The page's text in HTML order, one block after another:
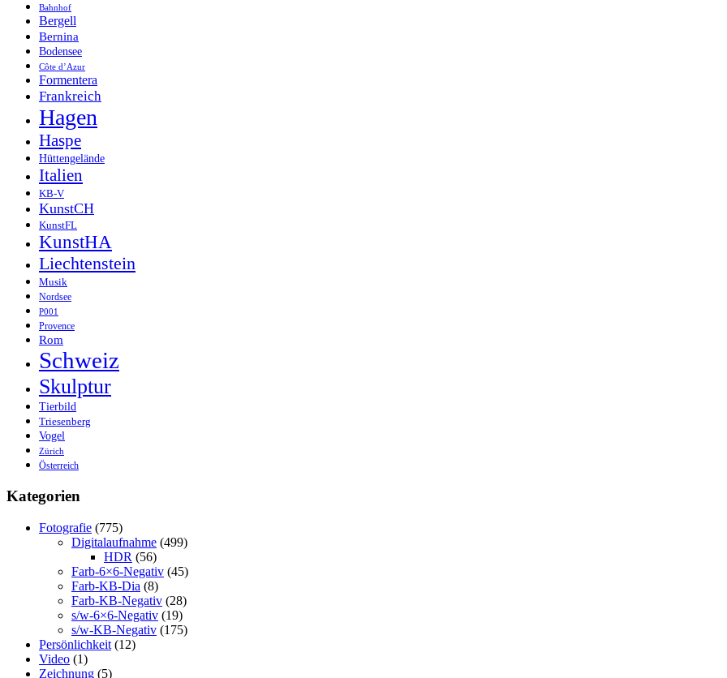
Bahnhof
Bergell
Bernina
Bodensee
Côte d’Azur
Formentera
Frankreich
Hagen
Haspe
Hüttengelände
Italien
KB-V
KunstCH
KunstFL
KunstHA
Liechtenstein
Musik
Nordsee
P001
Provence
Rom
Schweiz
Skulptur
Tierbild
Triesenberg
Vogel
Zürich
Österreich
Kategorien
Fotografie (775)
Digitalaufnahme (499)
HDR (56)
Farb-6×6-Negativ (45)
Farb-KB-Dia (8)
Farb-KB-Negativ (28)
s/w-6×6-Negativ (19)
s/w-KB-Negativ (175)
Persönlichkeit (12)
Video (1)
Zeichnung (5)